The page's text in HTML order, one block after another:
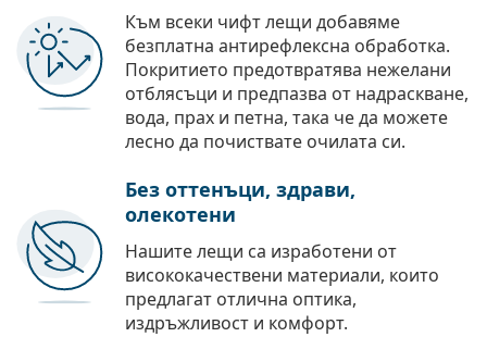
Към всеки чифт лещи добавяме
безплатна антирефлексна обработка.
Покритието предотвратява нежелани
отблясъци и предпазва от надраскване,
вода, прах и петна, така че да можете
лесно да почиствате очилата си.
Без оттенъци, здрави,
олекотени
Нашите лещи са изработени от
висококачествени материали, които
предлагат отлична оптика,
издръжливост и комфорт.